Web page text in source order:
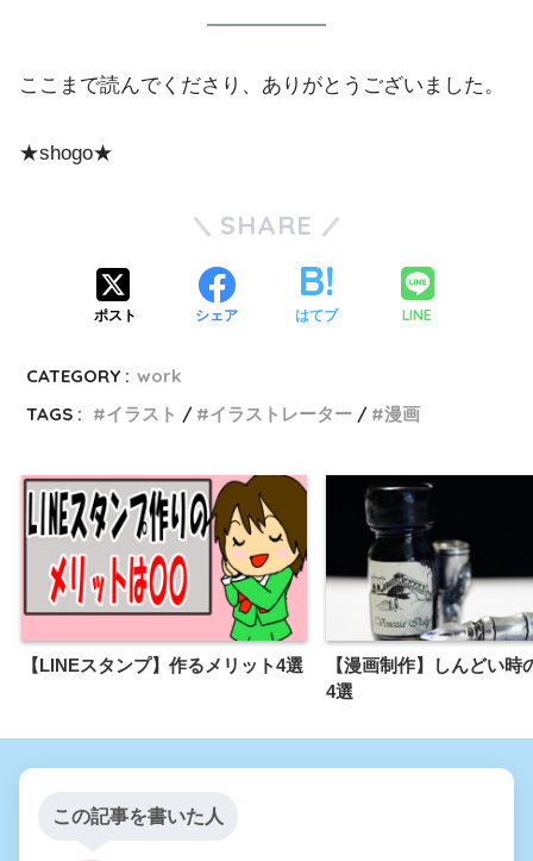
ここまで読んでくださり、ありがとうございました。
★shogo★
SHARE
ポスト シェア はてブ LINE
CATEGORY : work
TAGS :
イラスト イラストレーター 漫画
【LINEスタンプ】作るメリット4選
【漫画制作】しんどい時
4選
この記事を書いた人